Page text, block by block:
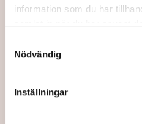
information som du har
samlat in när du har använt
Nödvändig
Inställningar